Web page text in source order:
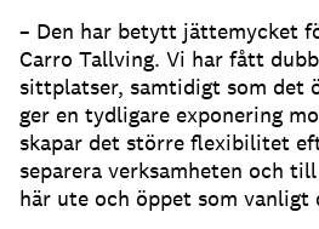
– Den har betytt jättemycket
Carro Tallving. Vi har fått
sittplatser, samtidigt som det
ger en tydligare exponering
skapar det större flexibilitet
separera verksamheten och
här ute och öppet som vanligt